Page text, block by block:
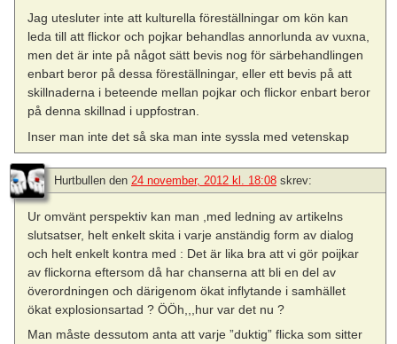
Jag utesluter inte att kulturella föreställningar om kön kan
leda till att flickor och pojkar behandlas annorlunda av vuxna,
men det är inte på något sätt bevis nog för särbehandlingen
enbart beror på dessa föreställningar, eller ett bevis på att
skillnaderna i beteende mellan pojkar och flickor enbart beror
på denna skillnad i uppfostran.
Inser man inte det så ska man inte syssla med vetenskap
Hurtbullen den 24 november, 2012 kl. 18:08 skrev:
Ur omvänt perspektiv kan man ,med ledning av artikelns
slutsatser, helt enkelt skita i varje anständig form av dialog
och helt enkelt kontra med : Det är lika bra att vi gör poijkar
av flickorna eftersom då har chanserna att bli en del av
överordningen och därigenom ökat inflytande i samhället
ökat explosionsartad ? ÖÖh,,,hur var det nu ?
Man måste dessutom anta att varje ”duktig” flicka som sitter